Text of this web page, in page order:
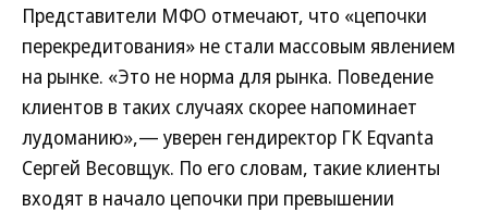
Представители МФО отмечают, что «цепочки
перекредитования» не стали массовым явлением
на рынке. «Это не норма для рынка. Поведение
клиентов в таких случаях скорее напоминает
лудоманию»,— уверен гендиректор ГК Eqvanta
Сергей Весовщук. По его словам, такие клиенты
входят в начало цепочки при превышении